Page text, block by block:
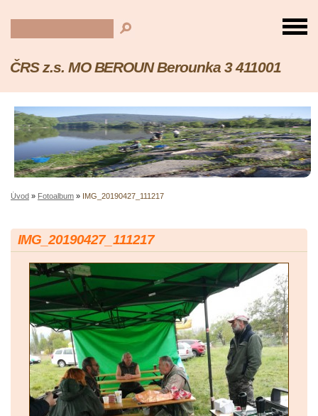
ČRS z.s. MO BEROUN Berounka 3 411001
Úvod » Fotoalbum » IMG_20190427_111217
IMG_20190427_111217